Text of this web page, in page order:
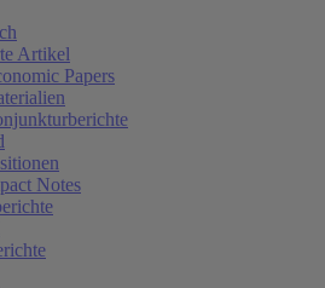
Artikel
Papers
Notes